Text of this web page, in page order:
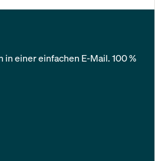
einer einfachen E-Mail. 100 %